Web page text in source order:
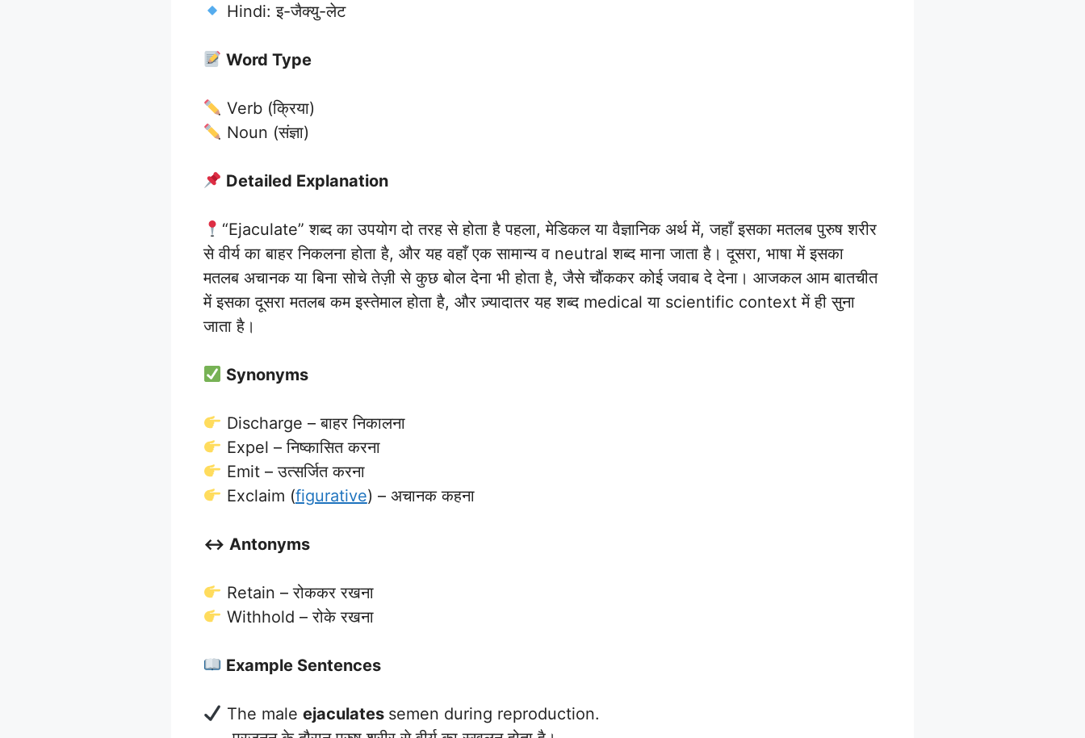
Hindi: इ-जैक्यु-लेट
Word Type
Verb (क्रिया)
Noun (संज्ञा)
Detailed Explanation
“Ejaculate” शब्द का उपयोग दो तरह से होता है पहला, मेडिकल या वैज्ञानिक अर्थ में, जहाँ इसका मतलब पुरुष शरीर
से वीर्य का बाहर निकलना होता है, और यह वहाँ एक सामान्य व neutral शब्द माना जाता है। दूसरा, भाषा में इसका
मतलब अचानक या बिना सोचे तेज़ी से कुछ बोल देना भी होता है, जैसे चौंककर कोई जवाब दे देना। आजकल आम बातचीत
में इसका दूसरा मतलब कम इस्तेमाल होता है, और ज़्यादातर यह शब्द medical या scientific context में ही सुना
जाता है।
Synonyms
Discharge – बाहर निकालना
Expel – निष्कासित करना
Emit – उत्सर्जित करना
Exclaim (figurative) – अचानक कहना
↔️ Antonyms
Retain – रोककर रखना
Withhold – रोके रखना
Example Sentences
The male ejaculates semen during reproduction.